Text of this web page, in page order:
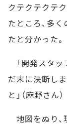
クテクテクテ
たところ、多
たと分かった。
「開発スタッ
だ末に決断し
と」（麻野さん）
地図をぬり、